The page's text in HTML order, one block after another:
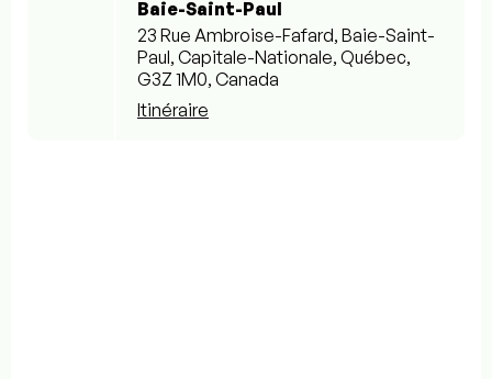
Baie-Saint-Paul
23 Rue Ambroise-Fafard, Baie-Saint-
Paul, Capitale-Nationale, Québec,
G3Z 1M0, Canada
Itinéraire